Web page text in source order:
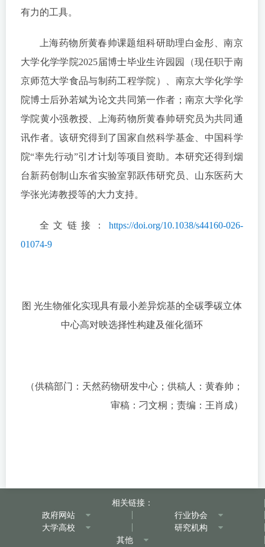
有力的工具。
上海药物所黄春帅课题组科研助理白金彤、南京
大学化学学院2025届博士毕业生许园园（现任职于南
京师范大学食品与制药工程学院）、南京大学化学学
院博士后孙若斌为论文共同第一作者；南京大学化学
学院黄小强教授、上海药物所黄春帅研究员为共同通
讯作者。该研究得到了国家自然科学基金、中国科学
院“率先行动”引才计划等项目资助。本研究还得到烟
台新药创制山东省实验室郭跃伟研究员、山东医药大
学张光涛教授等的大力支持。
全文链接： https://doi.org/10.1038/s44160-026-
01074-9
图 光生物催化实现具有最小差异烷基的全碳季碳立体
中心高对映选择性构建及催化循环
（供稿部门：天然药物研发中心；供稿人：黄春帅；
审稿：刁文桐；责编：王肖成）
相关链接：
政府网站
行业协会
大学高校
研究机构
其他